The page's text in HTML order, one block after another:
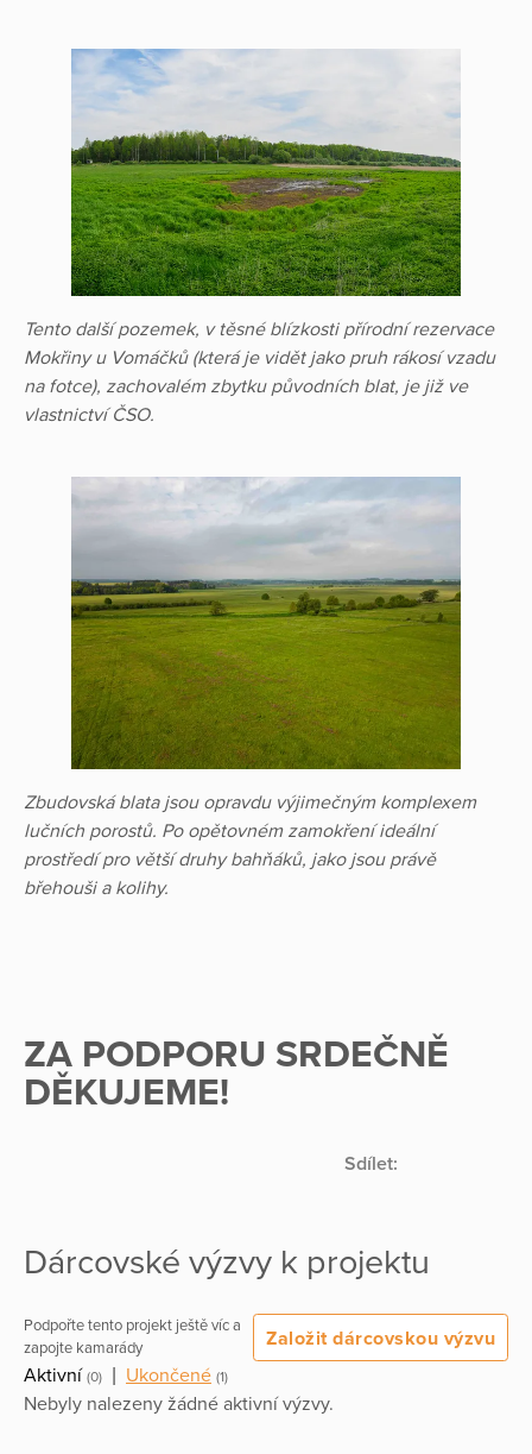
Tento další pozemek, v těsné blízkosti přírodní rezervace
Mokřiny u Vomáčků (která je vidět jako pruh rákosí vzadu
na fotce), zachovalém zbytku původních blat, je již ve
vlastnictví ČSO.
Zbudovská blata jsou opravdu výjimečným komplexem
lučních porostů. Po opětovném zamokření ideální
prostředí pro větší druhy bahňáků, jako jsou právě
břehouši a kolihy.
ZA PODPORU SRDEČNĚ
DĚKUJEME!
Sdílet:
Dárcovské výzvy k projektu
Podpořte tento projekt ještě víc a
zapojte kamarády
Založit dárcovskou výzvu
Aktivní (0) Ukončené (1)
Nebyly nalezeny žádné aktivní výzvy.